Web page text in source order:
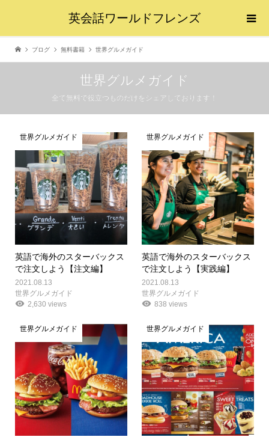
英会話ワールドフレンズ
ブログ 無料書籍 世界グルメガイド
世界グルメガイド
全て無料で役立つものだけをシェアしております！
世界グルメガイド
英語で海外のスターバックス
で注文しよう【注文編】
2021.08.13
世界グルメガイド
2,630 views
世界グルメガイド
英語で海外のスターバックス
で注文しよう【実践編】
2021.08.13
世界グルメガイド
838 views
世界グルメガイド 世界グルメガイド